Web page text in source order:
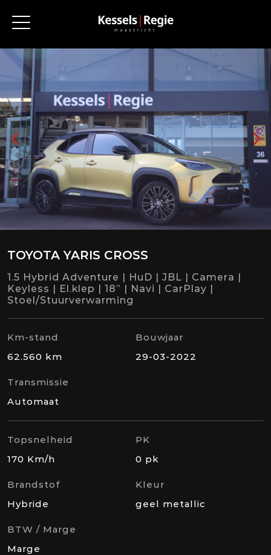
TOYOTA YARIS CROSS
1.5 Hybrid Adventure | HuD | JBL | Camera |
Keyless | El.klep | 18” | Navi | CarPlay |
Stoel/Stuurverwarming
Km-stand
62.560 km
Bouwjaar
29-03-2022
Transmissie
Automaat
Topsnelheid
170 Km/h
PK
0 pk
Brandstof
Hybride
Kleur
geel metallic
BTW / Marge
Marge